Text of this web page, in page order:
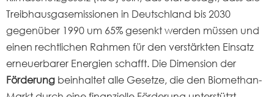
Treibhausgasemissionen in Deutschland bis 2030
gegenüber 1990 um 65% gesenkt werden müssen und
einen rechtlichen Rahmen für den verstärkten Einsatz
erneuerbarer Energien schafft. Die Dimension der
Förderung beinhaltet alle Gesetze, die den Biomethan-